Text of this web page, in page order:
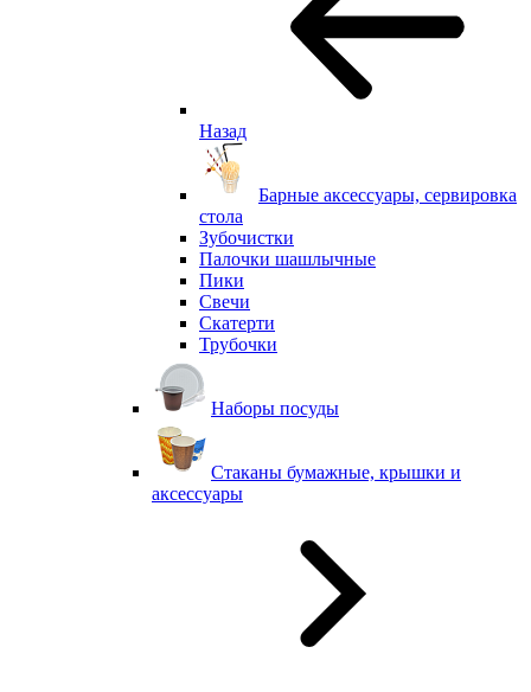
Назад
Барные аксессуары, сервировка
стола
Зубочистки
Палочки шашлычные
Пики
Свечи
Скатерти
Трубочки
Наборы посуды
Стаканы бумажные, крышки и
аксессуары